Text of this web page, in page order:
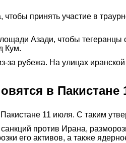
принять участие в
Азади, чтобы тегеранцы
Кум.
за рубежа. На улицах
в Пакистане
11 июля. С таким
против Ирана,
его активов, а также